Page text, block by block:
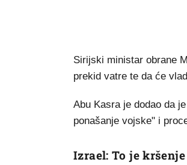
Sirijski ministar obrane
prekid vatre te da će
Abu Kasra je dodao da
ponašanje vojske" i
Izrael: To je